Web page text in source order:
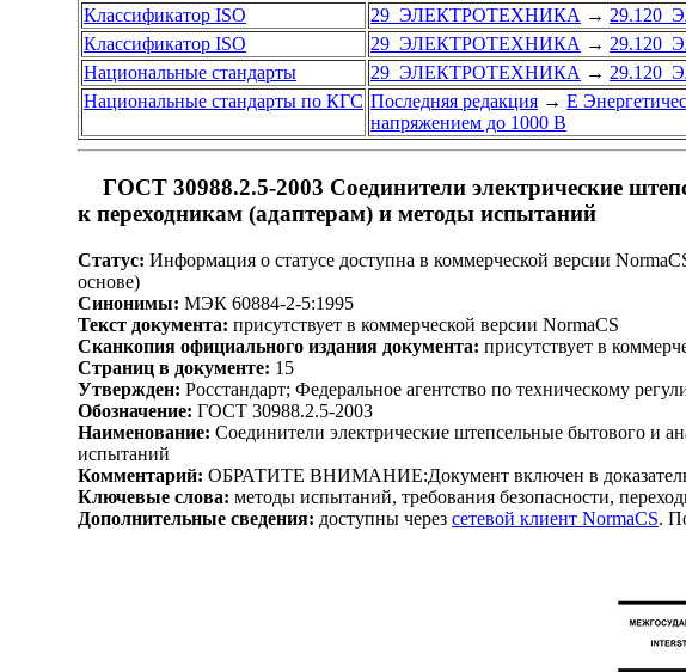
Классификатор ISO
29 ЭЛЕКТРОТЕХНИКА → 29.120
Классификатор ISO
29 ЭЛЕКТРОТЕХНИКА → 29.120
Национальные стандарты
29 ЭЛЕКТРОТЕХНИКА → 29.120
Национальные стандарты по КГС Последняя редакция → Е
напряжением до 1000 В
ГОСТ 30988.2.5-2003 Соединители электрические
к переходникам (адаптерам) и методы испытаний
Статус: Информация о статусе доступна в коммерческой версии
основе)
Синонимы: МЭК 60884-2-5:1995
Текст документа: присутствует в коммерческой версии NormaCS
Сканкопия официального издания документа: присутствует в
Страниц в документе: 15
Утвержден: Росстандарт; Федеральное агентство по техническому
Обозначение: ГОСТ 30988.2.5-2003
Наименование: Соединители электрические штепсельные бытового и
испытаний
Комментарий: ОБРАТИТЕ ВНИМАНИЕ:Документ включен в
Ключевые слова: методы испытаний, требования безопасности,
Дополнительные сведения: доступны через сетевой клиент NormaCS.